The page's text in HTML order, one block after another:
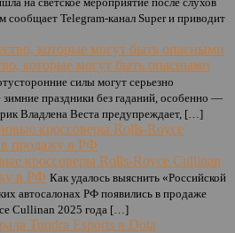
сообщает Telegram-канал Super и приводит
которые могут быть опасными
силы могут серьезно
праздники без гаданий, особенно —
Владлена Веста предупреждает, […]
кроссоверы Rolls-Royce Cullinan
в РФ Как удалось выяснить «Российской
автосалонах РФ появились в продаже
Cullinan 2025 года […]